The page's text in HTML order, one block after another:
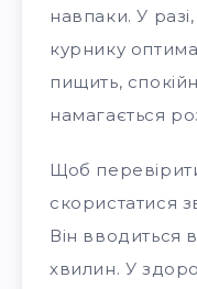
навпаки. У
курнику
пищить,
намагається
Щоб
скористатися
Він вводиться
хвилин. У